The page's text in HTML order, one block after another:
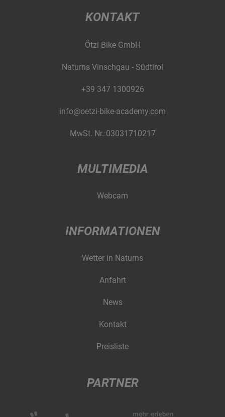
KONTAKT
Ötzi Bike GmbH
Naturns Vinschgau - Südtirol
+39 347 1300926
info@oetzi-bike-academy.com
MwSt. Nr.:03031710217
MULTIMEDIA
Webcam
INFORMATIONEN
Wetter in Naturns
Anfahrt
News
Kontakt
Preisliste
PARTNER